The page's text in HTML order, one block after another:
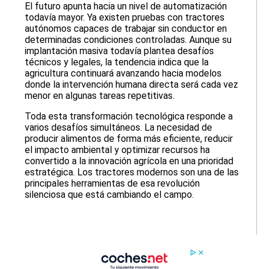
El futuro apunta hacia un nivel de automatización
todavía mayor. Ya existen pruebas con tractores
autónomos capaces de trabajar sin conductor en
determinadas condiciones controladas. Aunque su
implantación masiva todavía plantea desafíos
técnicos y legales, la tendencia indica que la
agricultura continuará avanzando hacia modelos
donde la intervención humana directa será cada vez
menor en algunas tareas repetitivas.
Toda esta transformación tecnológica responde a
varios desafíos simultáneos. La necesidad de
producir alimentos de forma más eficiente, reducir
el impacto ambiental y optimizar recursos ha
convertido a la innovación agrícola en una prioridad
estratégica. Los tractores modernos son una de las
principales herramientas de esa revolución
silenciosa que está cambiando el campo.